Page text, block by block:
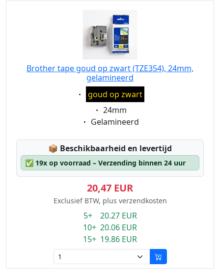
Brother tape goud op zwart (TZE354), 24mm,
gelamineerd
Eigenschaft:
goud op zwart
Eigenschaft:
24mm
Eigenschaft:
Gelamineerd
📦 Lagerstatus:
Beschikbaarheid en levertijd
✅ 19x op voorraad – Verzending binnen 24 uur
20,47 EUR
Exclusief BTW, plus verzendkosten
5+ 20.27 EUR
10+ 20.06 EUR
15+ 19.86 EUR